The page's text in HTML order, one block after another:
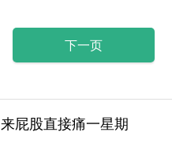
下一页
屁股直接痛一星期